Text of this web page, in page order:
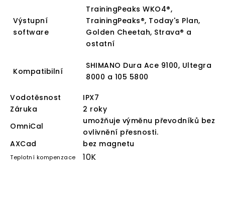
Výstupní
software
TrainingPeaks WKO4®,
TrainingPeaks®, Today's Plan,
Golden Cheetah, Strava® a
ostatní
Kompatibilní
SHIMANO Dura Ace 9100, Ultegra
8000 a 105 5800
Vodotěsnost
IPX7
Záruka
2 roky
OmniCal
umožňuje výměnu převodníků bez
ovlivnění přesnosti.
AXCad
bez magnetu
Teplotní kompenzace 10K